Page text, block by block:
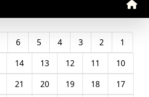
1
2
3
4
5
6
10
11
12
13
14
17
18
19
20
21